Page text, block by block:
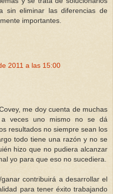
sin eliminar las diferencias de
importantes.
2011 a las 15:00
me doy cuenta de muchas
a veces uno mismo no se dá
resultados no siempre sean los
todo tiene una razón y no se
hizo que no pudiera alcanzar
yo para que eso no sucediera.
contribuirá a desarrollar el
para tener éxito trabajando